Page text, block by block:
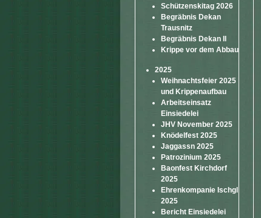
Schützenskitag 2026
Begräbnis Dekan
Trausnitz
Begräbnis Dekan II
Krippe vor dem Abbau
2025
Weihnachtsfeier 2025
und Krippenaufbau
Arbeitseinsatz
Einsiedelei
JHV November 2025
Knödelfest 2025
Jaggassn 2025
Patrozinium 2025
Baonfest Kirchdorf
2025
Ehrenkompanie Ischgl
2025
Bericht Einsiedelei